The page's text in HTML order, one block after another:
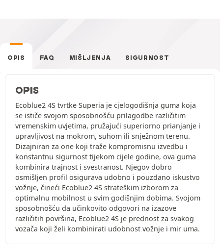
OPIS FAQ MIŠLJENJA SIGURNOST
OPIS
Ecoblue2 4S tvrtke Superia je cjelogodišnja guma koja
se ističe svojom sposobnošću prilagodbe različitim
vremenskim uvjetima, pružajući superiorno prianjanje i
upravljivost na mokrom, suhom ili snježnom terenu.
Dizajniran za one koji traže kompromisnu izvedbu i
konstantnu sigurnost tijekom cijele godine, ova guma
kombinira trajnost i svestranost. Njegov dobro
osmišljen profil osigurava udobno i pouzdano iskustvo
vožnje, čineći Ecoblue2 4S strateškim izborom za
optimalnu mobilnost u svim godišnjim dobima. Svojom
sposobnošću da učinkovito odgovori na izazove
različitih površina, Ecoblue2 4S je prednost za svakog
vozača koji želi kombinirati udobnost vožnje i mir uma.